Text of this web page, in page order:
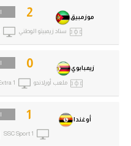
أوغندا 1
SSC Sport 1
زيمبابوي 0
ملعب أورلاندو 1
موزمبيق 2
ستاد زيمبيتو الوطني